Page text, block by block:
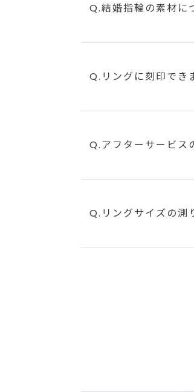
Q.結婚指輪の素材に
Q.リングに刻印でき
Q.アフターサービス
Q.リングサイズの測